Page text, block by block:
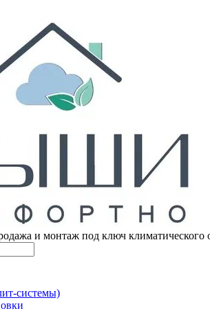
и монтаж под ключ климатического
системы)